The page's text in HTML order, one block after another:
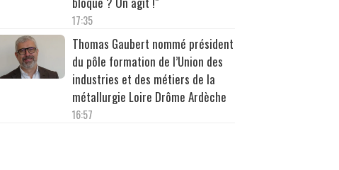
17:35
Thomas Gaubert nommé président
du pôle formation de l’Union des
industries et des métiers de la
métallurgie Loire Drôme Ardèche
16:57